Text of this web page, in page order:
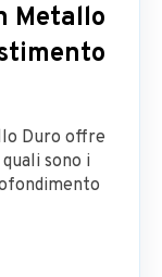
Metallo
Duro offre
sono i